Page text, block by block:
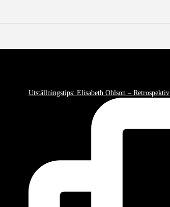
Utställningstips: Elisabeth Ohlson – Retrospektiv